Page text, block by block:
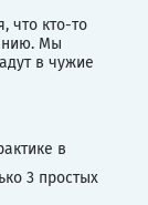
что кто-то
Мы
в чужие
в
3 простых